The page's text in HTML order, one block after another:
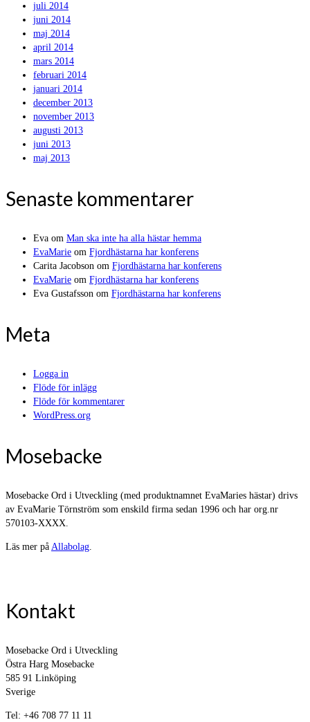
juli 2014
juni 2014
maj 2014
april 2014
mars 2014
februari 2014
januari 2014
december 2013
november 2013
augusti 2013
juni 2013
maj 2013
Senaste kommentarer
Eva om Man ska inte ha alla hästar hemma
EvaMarie om Fjordhästarna har konferens
Carita Jacobson om Fjordhästarna har konferens
EvaMarie om Fjordhästarna har konferens
Eva Gustafsson om Fjordhästarna har konferens
Meta
Logga in
Flöde för inlägg
Flöde för kommentarer
WordPress.org
Mosebacke
Mosebacke Ord i Utveckling (med produktnamnet EvaMaries hästar) drivs
av EvaMarie Törnström som enskild firma sedan 1996 och har org.nr
570103-XXXX.
Läs mer på Allabolag.
Kontakt
Mosebacke Ord i Utveckling
Östra Harg Mosebacke
585 91 Linköping
Sverige
Tel: +46 708 77 11 11